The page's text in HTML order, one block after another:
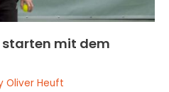
mit dem
Oliver Heuft